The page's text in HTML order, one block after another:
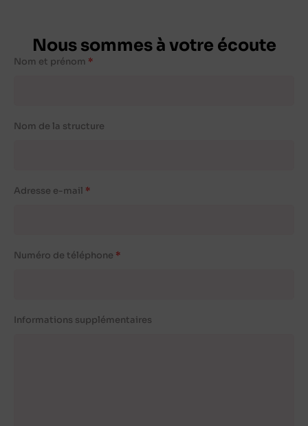
Nous sommes à votre écoute
Nom et prénom
Nom de la structure
Adresse e-mail
Numéro de téléphone
Informations supplémentaires